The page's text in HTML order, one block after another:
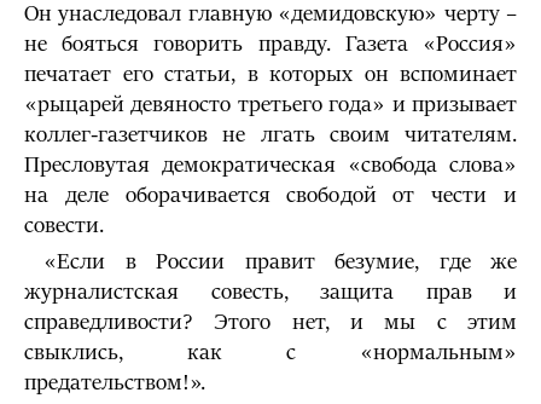
Он унаследовал главную «демидовскую» черту –
не бояться говорить правду. Газета «Россия»
печатает его статьи, в которых он вспоминает
«рыцарей девяносто третьего года» и призывает
коллег-газетчиков не лгать своим читателям.
Пресловутая демократическая «свобода слова»
на деле оборачивается свободой от чести и
совести.
«Если в России правит безумие, где же
журналистская совесть, защита прав и
справедливости? Этого нет, и мы с этим
свыклись, как с «нормальным»
предательством!».